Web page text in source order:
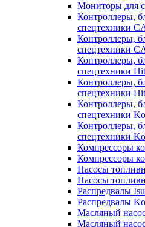
Мониторы для
Контроллеры,
спецтехники
Контроллеры,
спецтехники
Контроллеры,
спецтехники
Контроллеры,
спецтехники
Контроллеры,
спецтехники
Контроллеры,
спецтехники
Компрессоры
Компрессоры
Насосы
Насосы
Распредвалы
Распредвалы
Масляный
Масляный